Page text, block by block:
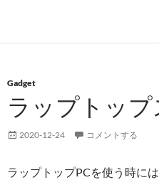
Gadget
ラップトップ
2020-12-24 コメントする
ラップトップPCを使う時に